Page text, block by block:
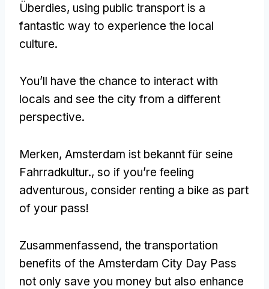
Überdies, using public transport is a
fantastic way to experience the local
culture.
You’ll have the chance to interact with
locals and see the city from a different
perspective.
Merken, Amsterdam ist bekannt für seine
Fahrradkultur., so if you’re feeling
adventurous, consider renting a bike as part
of your pass!
Zusammenfassend, the transportation
benefits of the Amsterdam City Day Pass
not only save you money but also enhance